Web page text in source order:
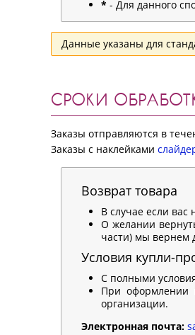
* - Для данного
Данные указаны для
СРОКИ
Заказы отправляются в
Заказы с наклейками
Возврат товара
В случае если вас
О желании
части) мы вернем
Условия купли-
С полными
При оформлении
организации.
Электронная почта: